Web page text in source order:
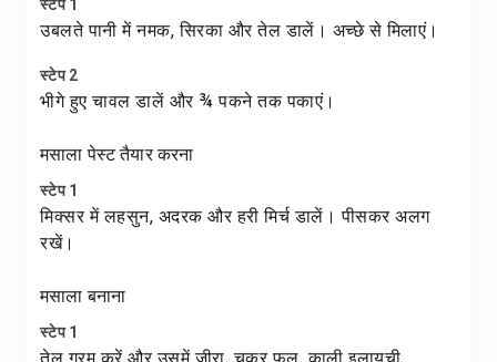
स्टेप 1
उबलते पानी में नमक, सिरका और तेल डालें। अच्छे से मिलाएं।
स्टेप 2
भीगे हुए चावल डालें और ¾ पकने तक पकाएं।
मसाला पेस्ट तैयार करना
स्टेप 1
मिक्सर में लहसुन, अदरक और हरी मिर्च डालें। पीसकर अलग
रखें।
मसाला बनाना
स्टेप 1